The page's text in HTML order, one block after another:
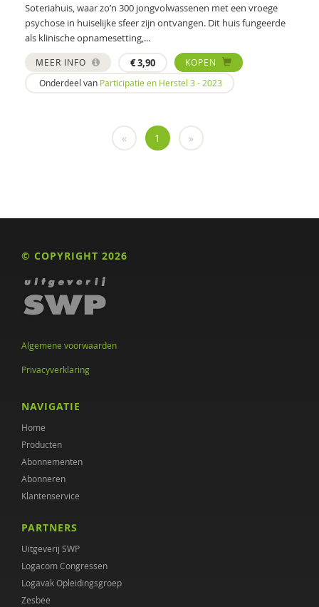
Jessy Berkvens
Monique Beurskens
Gabriël van Beusekom
Marc van Bijsterveldt
Nienke Boesveldt
Frits Bovenberg
Ellen van den Broek
Ellen Brouns
Jojanneke Bruins
Flore Burger
Gertie Buseman
Wendy Buysse
Paul Camp
Stynke Castelein
Soteriahuis, waar zo’n 300 jongvolwassenen met een vroege
psychose in huiselijke sfeer zijn ontvangen. Dit huis fungeerde
als klinische opnamesetting,...
MEER INFO €3,90
KOPEN
Onderdeel van Participatie en Herstel 3 - 2023
« 1 »
© COPYRIGHT 2026
Algemene voorwaarden
Privacyverklaring
NAVIGATIE
Home
Producten
Abonnementen
Abonneren
Klantenservice
PARTNERS
Uitgeverij SWP
Logacom Congressen
Logavak Opleidingsgroep
Zesbee